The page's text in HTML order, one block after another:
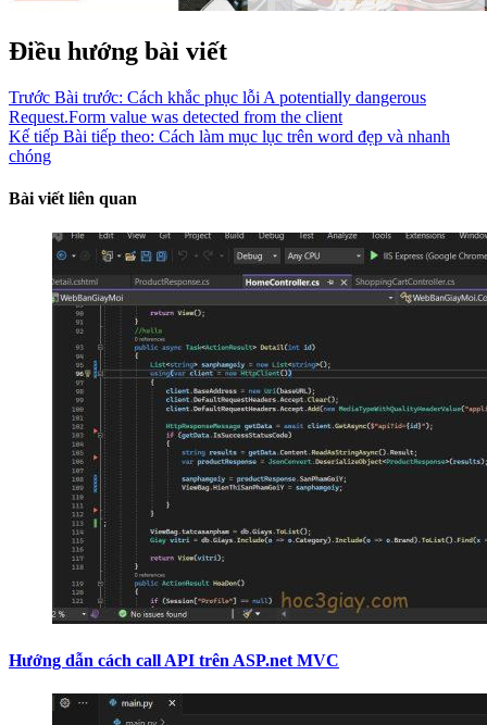
Điều hướng bài viết
Trước Bài trước: Cách khắc phục lỗi A potentially dangerous
Request.Form value was detected from the client
Kế tiếp Bài tiếp theo: Cách làm mục lục trên word đẹp và nhanh
chóng
Bài viết liên quan
Hướng dẫn cách call API trên ASP.net MVC